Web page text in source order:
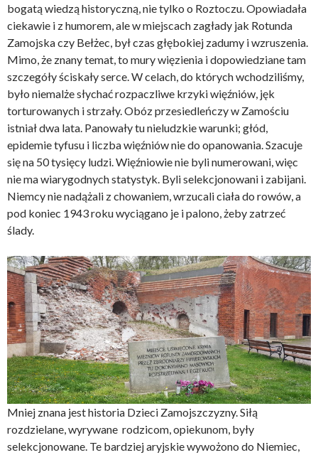
bogatą wiedzą historyczną, nie tylko o Roztoczu. Opowiadała
ciekawie i z humorem, ale w miejscach zagłady jak Rotunda
Zamojska czy Bełżec, był czas głębokiej zadumy i wzruszenia.
Mimo, że znany temat, to mury więzienia i dopowiedziane tam
szczegóły ściskały serce. W celach, do których wchodziliśmy,
było niemalże słychać rozpaczliwe krzyki więźniów, jęk
torturowanych i strzały. Obóz przesiedleńczy w Zamościu
istniał dwa lata. Panowały tu nieludzkie warunki; głód,
epidemie tyfusu i liczba więźniów nie do opanowania. Szacuje
się na 50 tysięcy ludzi. Więźniowie nie byli numerowani, więc
nie ma wiarygodnych statystyk. Byli selekcjonowani i zabijani.
Niemcy nie nadążali z chowaniem, wrzucali ciała do rowów, a
pod koniec 1943 roku wyciągano je i palono, żeby zatrzeć
ślady.
Mniej znana jest historia Dzieci Zamojszczyzny. Siłą
rozdzielane, wyrywane rodzicom, opiekunom, były
selekcjonowane. Te bardziej aryjskie wywożono do Niemiec,